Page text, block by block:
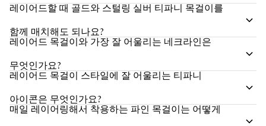
레이어드할 때 골드와 스털링 실버 티파니 목걸이를
함께 매치해도 되나요?
레이어드 목걸이와 가장 잘 어울리는 네크라인은
무엇인가요?
레이어드 목걸이 스타일에 잘 어울리는 티파니
아이콘은 무엇인가요?
매일 레이어링해서 착용하는 파인 목걸이는 어떻게